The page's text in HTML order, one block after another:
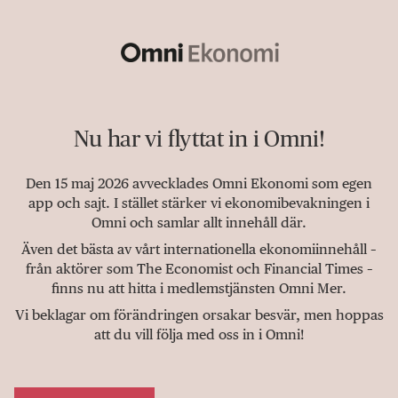
Nu har vi flyttat in i Omni!
Den 15 maj 2026 avvecklades Omni Ekonomi som egen
app och sajt. I stället stärker vi ekonomibevakningen i
Omni och samlar allt innehåll där.
Även det bästa av vårt internationella ekonomiinnehåll –
från aktörer som The Economist och Financial Times –
finns nu att hitta i medlemstjänsten Omni Mer.
Vi beklagar om förändringen orsakar besvär, men hoppas
att du vill följa med oss in i Omni!